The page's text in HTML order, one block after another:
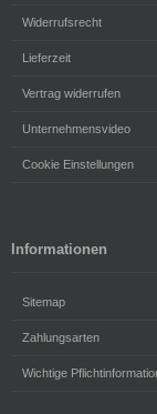
Widerrufsrecht
Lieferzeit
Vertrag widerrufen
Unternehmensvideo
Cookie Einstellungen
Informationen
Sitemap
Zahlungsarten
Wichtige